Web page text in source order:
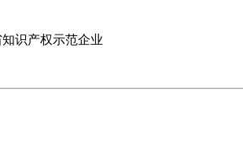
识产权示范企业